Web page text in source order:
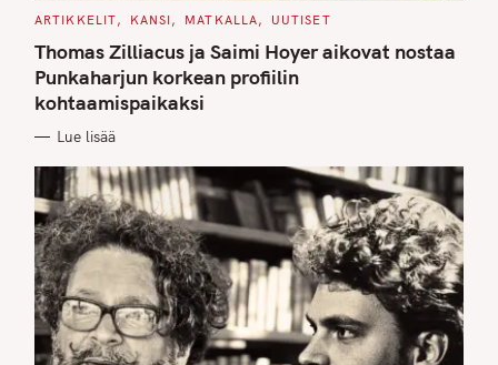
C
T
E
G
O
R
I
S
ARTIKKELIT KANSI MATKALLA UUTISET
Thomas Zilliacus ja Saimi Hoyer aikovat nostaa
Punkaharjun korkean profiilin
kohtaamispaikaksi
Lue lisää